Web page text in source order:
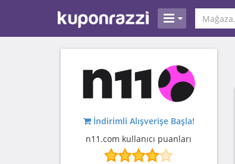
İndirimli Alışverişe Başla!
n11.com kullanıcı puanları